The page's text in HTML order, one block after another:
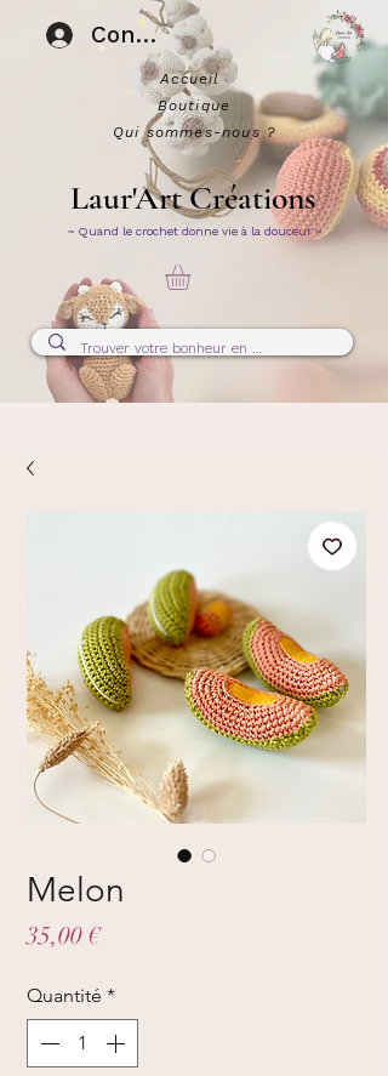
Connexion
Accueil
Boutique
Qui sommes-nous ?
Laur'Art Créations
~ Quand le crochet donne vie à la douceur ~
Melon
35,00 €Prix
Quantité *